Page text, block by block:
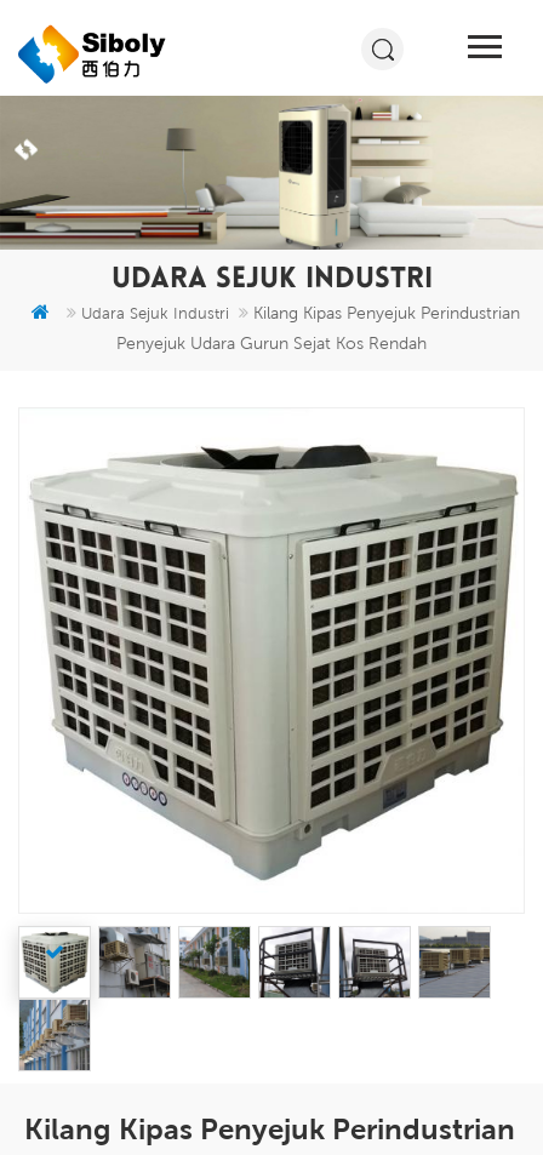
UDARA SEJUK INDUSTRI
Udara Sejuk Industri
Kilang Kipas Penyejuk Perindustrian
Penyejuk Udara Gurun Sejat Kos Rendah
Kilang Kipas Penyejuk Perindustrian